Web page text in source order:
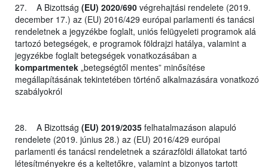
27. A Bizottság (EU) 2020/690 végrehajtási rendelete (2019.
december 17.) az (EU) 2016/429 európai parlamenti és tanácsi
rendeletnek a jegyzékbe foglalt, uniós felügyeleti programok alá
tartozó betegségek, e programok földrajzi hatálya, valamint a
jegyzékbe foglalt betegségek vonatkozásában a
kompartmentek „betegségtől mentes” minősítése
megállapításának tekintetében történő alkalmazására vonatkozó
szabályokról
28. A Bizottság (EU) 2019/2035 felhatalmazáson alapuló
rendelete (2019. június 28.) az (EU) 2016/429 európai
parlamenti és tanácsi rendeletnek a szárazföldi állatokat tartó
létesítményekre és a keltetőkre, valamint a bizonyos tartott